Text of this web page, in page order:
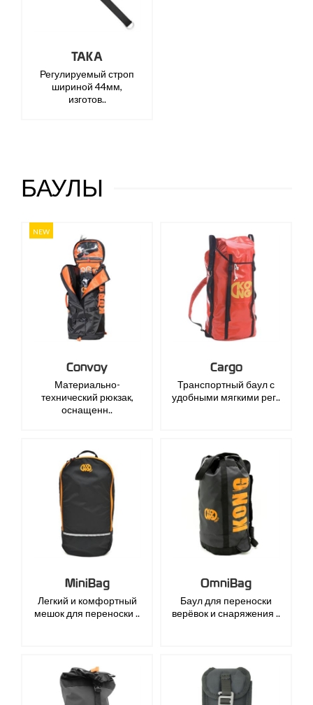
TAKA
Регулируемый строп
шириной 44мм,
изготов..
БАУЛЫ
NEW
Convoy
Материально-
технический рюкзак,
оснащенн..
Cargo
Транспортный баул с
удобными мягкими рег..
MiniBag
Легкий и комфортный
мешок для переноски ..
OmniBag
Баул для переноски
верёвок и снаряжения ..